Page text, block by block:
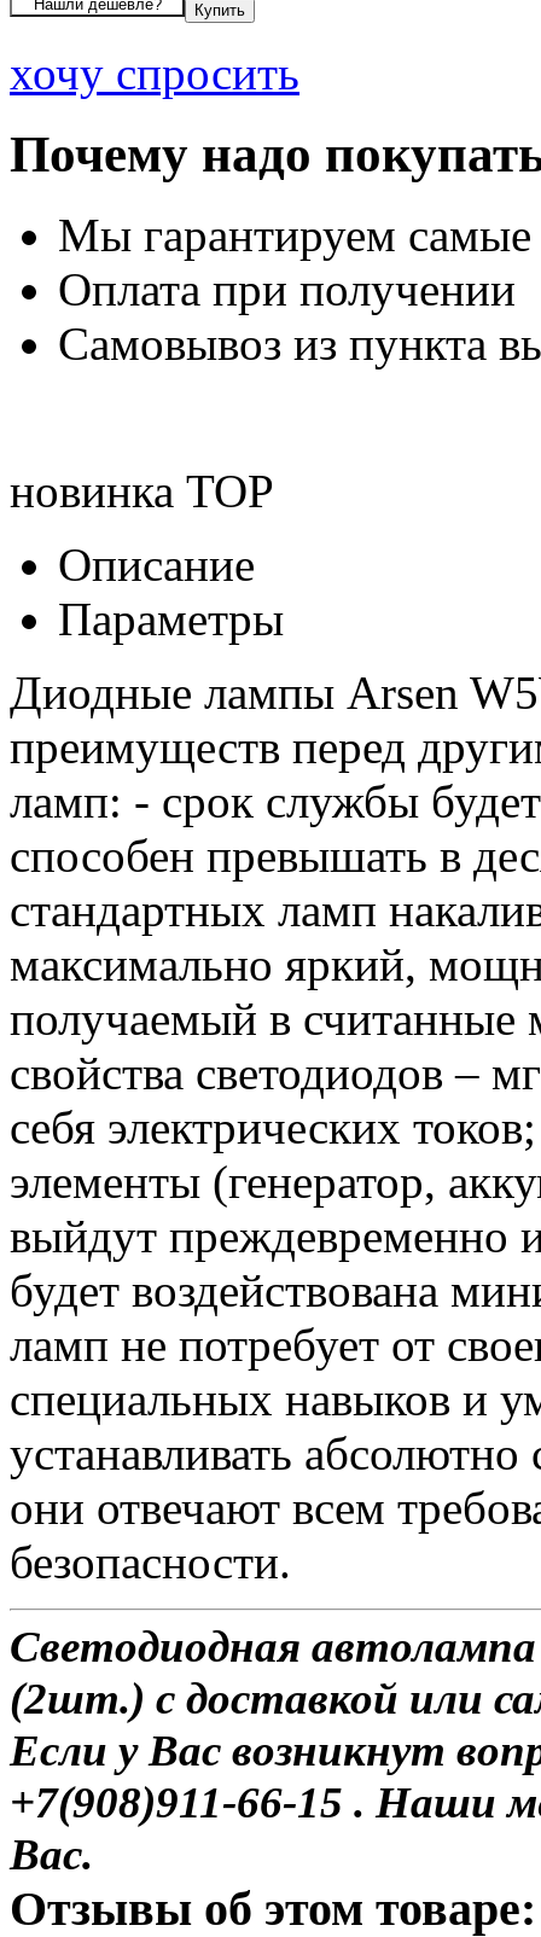
хочу спросить
Почему надо
Мы гарантируем
Оплата при получении
Самовывоз из пункта
новинка TOP
Описание
Параметры
Диодные лампы Arsen
преимуществ перед
ламп: - срок службы
способен превышать в
стандартных ламп
максимально яркий,
получаемый в считанные
свойства светодиодов –
себя электрических
элементы (генератор,
выйдут преждевременно
будет воздействована
ламп не потребует от
специальных навыков и
устанавливать
они отвечают всем
безопасности.
Светодиодная
(2шт.) с доставкой или
Если у Вас возникнут
+7(908)911-66-15 . Наши
Вас.
Отзывы об этом товаре: